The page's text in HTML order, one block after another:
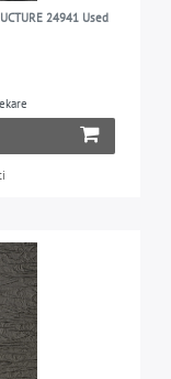
24941 Used